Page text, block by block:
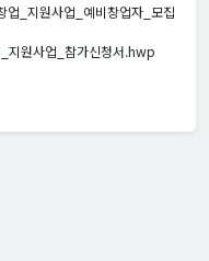
_지원사업_예비창업자_모집
지원사업_참가신청서.hwp